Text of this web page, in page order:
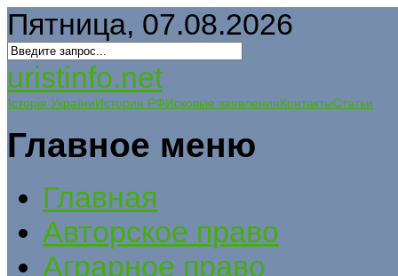
Пятница, 07.08.2026
uristinfo.net
Історія УкраїниИстория РФИсковые заявленияКонтактыСтатьи
Главное меню
Главная
Авторское право
Аграрное право